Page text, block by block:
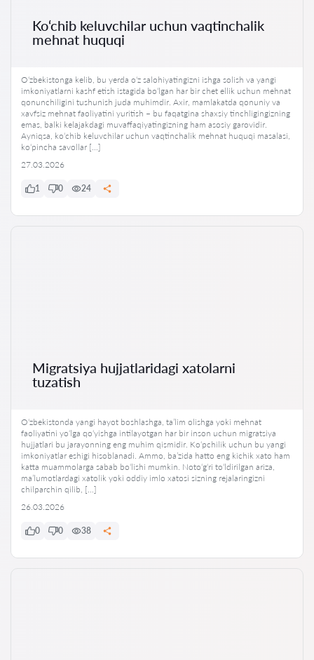
Ko‘chib keluvchilar uchun vaqtinchalik
mehnat huquqi
O‘zbekistonga kelib, bu yerda o‘z salohiyatingizni ishga solish va yangi
imkoniyatlarni kashf etish istagida bo‘lgan har bir chet ellik uchun mehnat
qonunchiligini tushunish juda muhimdir. Axir, mamlakatda qonuniy va
xavfsiz mehnat faoliyatini yuritish – bu faqatgina shaxsiy tinchligingizning
emas, balki kelajakdagi muvaffaqiyatingizning ham asosiy garovidir.
Ayniqsa, ko‘chib keluvchilar uchun vaqtinchalik mehnat huquqi masalasi,
ko‘pincha savollar […]
27.03.2026
1 0 24
Migratsiya hujjatlaridagi xatolarni
tuzatish
O‘zbekistonda yangi hayot boshlashga, ta’lim olishga yoki mehnat
faoliyatini yo‘lga qo‘yishga intilayotgan har bir inson uchun migratsiya
hujjatlari bu jarayonning eng muhim qismidir. Ko‘pchilik uchun bu yangi
imkoniyatlar eshigi hisoblanadi. Ammo, ba’zida hatto eng kichik xato ham
katta muammolarga sabab bo‘lishi mumkin. Noto‘g‘ri to‘ldirilgan ariza,
ma’lumotlardagi xatolik yoki oddiy imlo xatosi sizning rejalaringizni
chilparchin qilib, […]
26.03.2026
0 0 38